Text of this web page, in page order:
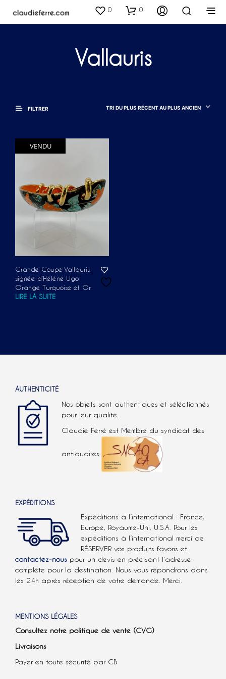
0 0
Vallauris
FILTRER TRI DU PLUS RÉCENT AU PLUS ANCIEN
VENDU
Grande Coupe Vallauris
signée d’Hélène Ugo
Orange Turquoise et Or
LIRE LA SUITE
AUTHENTICITÉ
Nos objets sont authentiques et séléctionnés
pour leur qualité.
Claudie Ferré est Membre du syndicat des
antiquaires.
EXPÉDITIONS
Expéditions à l’international : France,
Europe, Royaume-Uni, U.S.A. Pour les
expéditions à l’international merci de
RÉSERVER vos produits favoris et
contactez-nous pour un devis en précisant l’adresse
complète pour la destination. Nous vous répondrons dans
les 24h après réception de votre demande. Merci.
MENTIONS LÉGALES
Consultez notre politique de vente (CVG)
Livraisons
Payer en toute sécurité par CB